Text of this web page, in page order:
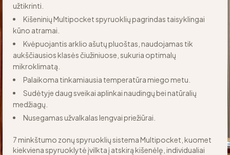
užtikrinti.
Kišeninių Multipocket spyruoklių pagrindas taisyklingai
kūno atramai.
Kvėpuojantis arklio ašutų pluoštas, naudojamas tik
aukščiausios klasės čiužiniuose, sukuria optimalų
mikroklimatą.
Palaikoma tinkamiausia temperatūra miego metu.
Sudėtyje daug sveikai aplinkai naudingų bei natūralių
medžiagų.
Nusegamas užvalkalas lengvai priežiūrai.
7 minkštumo zonų spyruoklių sistema Multipocket, kuomet
kiekviena spyruoklytė įvilkta į atskirą kišenėlę, individualiai